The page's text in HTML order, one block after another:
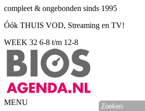
compleet & ongebonden sinds 1995
Óók THUIS VOD, Streaming en TV!
WEEK 32 6-8 t/m 12-8
MENU